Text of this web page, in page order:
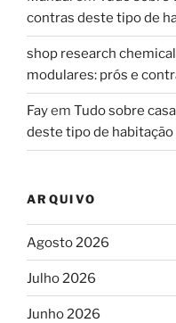
contras deste tipo de
shop research
modulares: prós e
Fayem Tudo sobre
deste tipo de habitação
ARQUIVO
Agosto 2026
Julho 2026
Junho 2026